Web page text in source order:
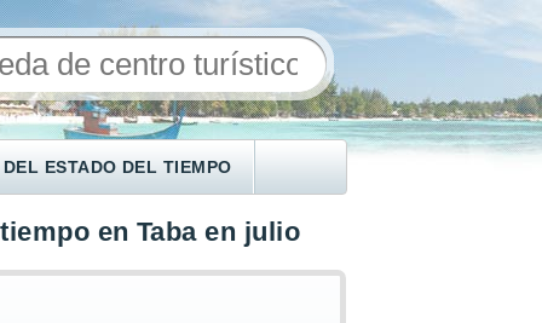
ESTADO DEL TIEMPO
en Taba en julio